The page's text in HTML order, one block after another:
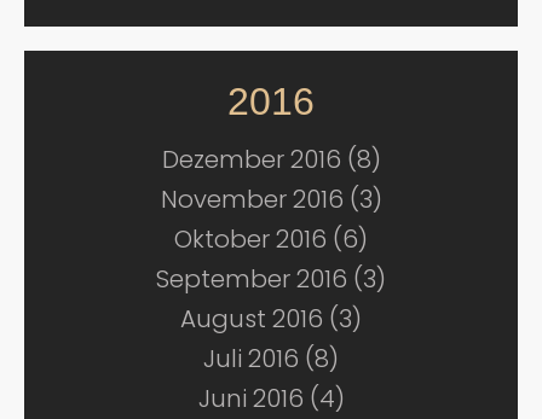
2016
Dezember 2016 (8)
November 2016 (3)
Oktober 2016 (6)
September 2016 (3)
August 2016 (3)
Juli 2016 (8)
Juni 2016 (4)